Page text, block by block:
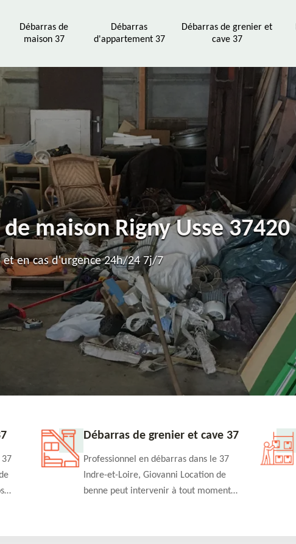
Débarras de
maison 37
Débarras
d'appartement 37
Débarras de grenier et
cave 37
maison Rigny Usse 37420
en cas d'urgence 24h/24 7j/7
37
Débarras de grenier et cave 37
Professionnel en débarras dans le 37
Indre-et-Loire, Giovanni Location de
benne peut intervenir à tout moment
détaillé offert